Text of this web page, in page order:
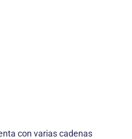
con varias cadenas